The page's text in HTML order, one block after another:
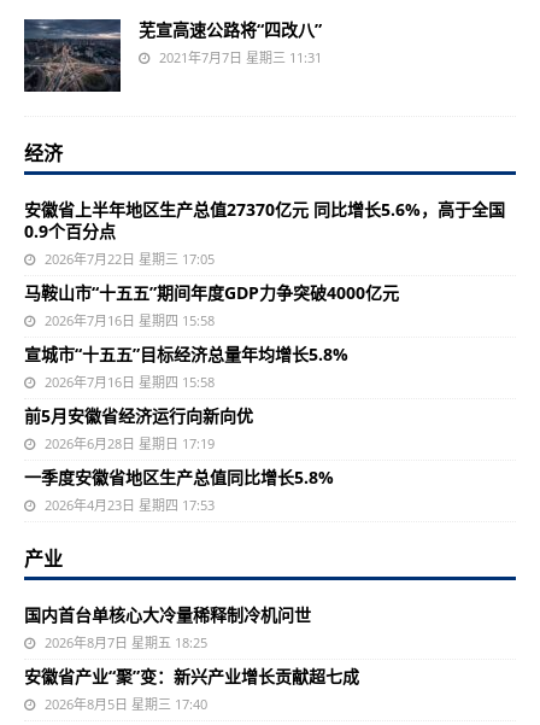
芜宣高速公路将“四改八”
2021年7月7日 星期三 11:31
经济
安徽省上半年地区生产总值27370亿元 同比增长5.6%，高于全国
0.9个百分点
2026年7月22日 星期三 17:05
马鞍山市“十五五”期间年度GDP力争突破4000亿元
2026年7月16日 星期四 15:58
宣城市“十五五”目标经济总量年均增长5.8%
2026年7月16日 星期四 15:58
前5月安徽省经济运行向新向优
2026年6月28日 星期日 17:19
一季度安徽省地区生产总值同比增长5.8%
2026年4月23日 星期四 17:53
产业
国内首台单核心大冷量稀释制冷机问世
2026年8月7日 星期五 18:25
安徽省产业“聚”变：新兴产业增长贡献超七成
2026年8月5日 星期三 17:40